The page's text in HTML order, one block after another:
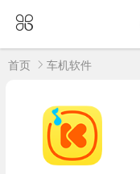
首页 车机软件